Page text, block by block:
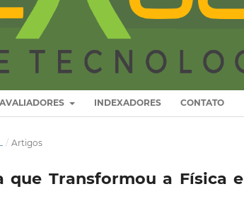
AVALIADORES INDEXADORES CONTATO
/ Artigos
que Transformou a Física e